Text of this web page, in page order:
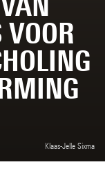
Klaas-Jelle Sixma